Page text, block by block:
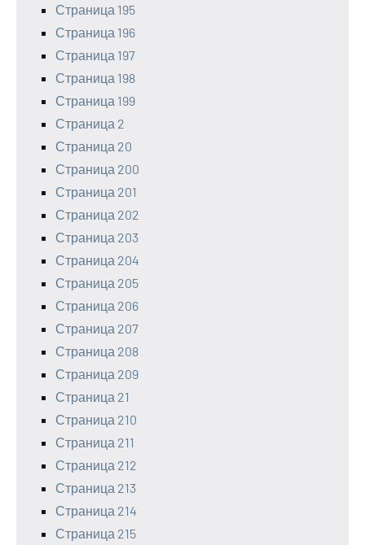
Страница 195
Страница 196
Страница 197
Страница 198
Страница 199
Страница 2
Страница 20
Страница 200
Страница 201
Страница 202
Страница 203
Страница 204
Страница 205
Страница 206
Страница 207
Страница 208
Страница 209
Страница 21
Страница 210
Страница 211
Страница 212
Страница 213
Страница 214
Страница 215